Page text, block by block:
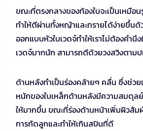
ขณะที่ตรงกลางของท้องใบจะเป็นเหมือ
ทำให้ตีผ่านทั้งหญ้าและทรายได้ง่ายขึ้นด้
ออกแบบหัวใบเวดจ์ทำให้เราไม่ต้องคำนึ
เวดจ์มากนัก สามารถตีด้วยวงสวิงตาม
ด้านหลังทำเป็นร่องคล้ายๆ คลื่น ซึ่งช่วย
หนักของใบเหล็กด้านหลังมีความสมดุ
ให้มากขึ้น ขณะที่ร่องด้านหน้าเพิ่มผิวสัม
การกัดลูกและทำให้เกินสปินที่ดี